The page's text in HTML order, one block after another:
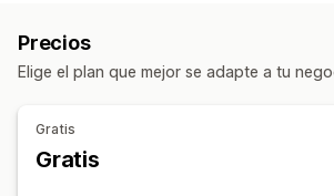
Programas personalizados
Puntos
Tarjetas de regalo
Recompensas
Precios
Elige el plan que mejor se adapte a tu
Gratis
Gratis